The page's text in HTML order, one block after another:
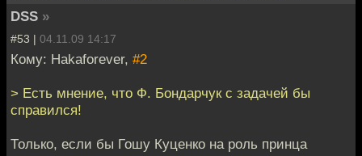
DSS »
#53 | 04.11.09 14:17
Кому: Hakaforever, #2
> Есть мнение, что Ф. Бондарчук с задачей бы
справился!
Только, если бы Гошу Куценко на роль принца